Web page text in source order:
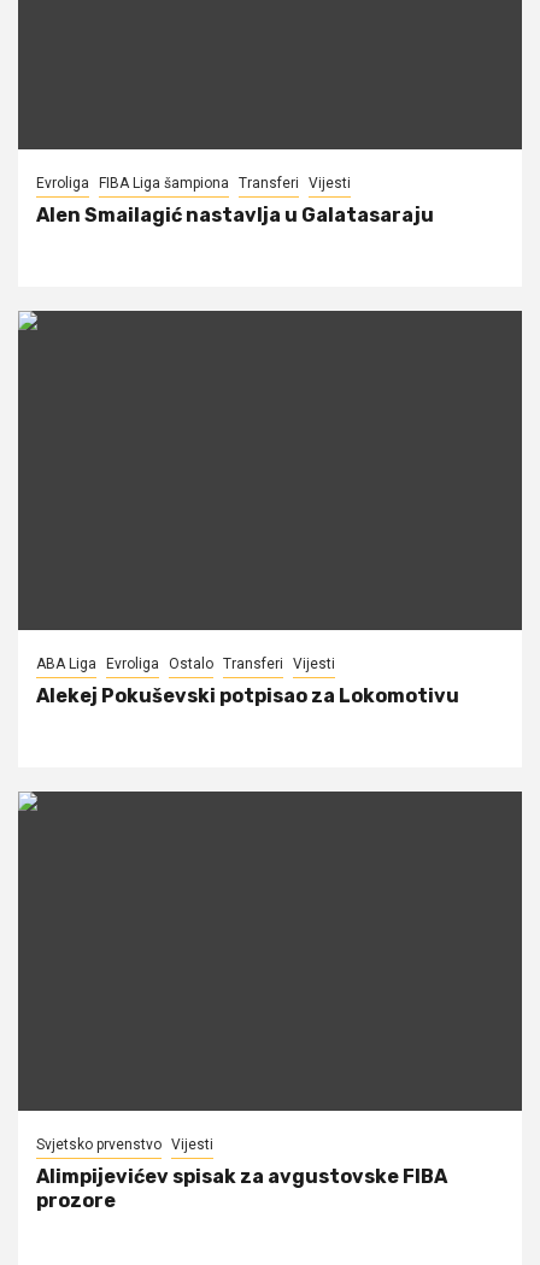
Evroliga FIBA Liga šampiona Transferi Vijesti
Alen Smailagić nastavlja u Galatasaraju
ABA Liga Evroliga Ostalo Transferi Vijesti
Alekej Pokuševski potpisao za Lokomotivu
Svjetsko prvenstvo Vijesti
Alimpijevićev spisak za avgustovske FIBA
prozore